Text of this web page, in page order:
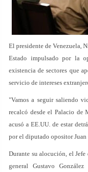
El presidente de Venezuela,
Estado impulsado por la
existencia de sectores que
servicio de intereses
"Vamos a seguir saliendo
recalcó desde el Palacio de
acusó a EE.UU. de estar
por el diputado opositor
Durante su alocución, el
general Gustavo